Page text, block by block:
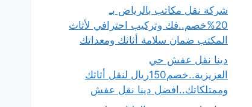
شركة نقل مكاتب بالرياض بـ
20%خصم..فك وتركيب احترافي لأثاث
المكتب ضمان سلامة أثاثك ومعداتك
دينا نقل عفش حي
العزيزية..خصم150ريال لنقل أثاثك
وممتلكاتك..افضل دينا نقل عفش